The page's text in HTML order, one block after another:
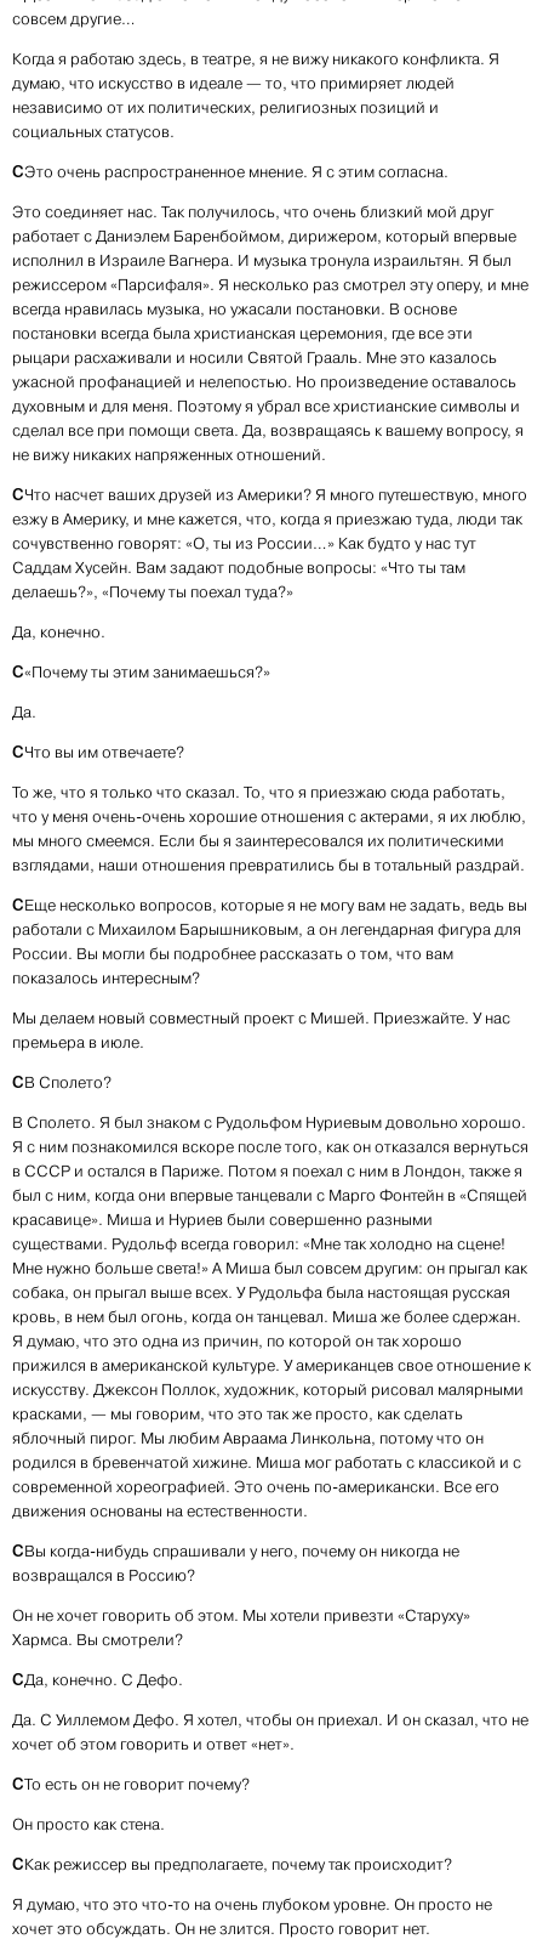
совсем другие…
Когда я работаю здесь, в театре, я не вижу никакого конфликта. Я
думаю, что искусство в идеале — то, что примиряет людей
независимо от их политических, религиозных позиций и
социальных статусов.
СЭто очень распространенное мнение. Я с этим согласна.
Это соединяет нас. Так получилось, что очень близкий мой друг
работает с Даниэлем Баренбоймом, дирижером, который впервые
исполнил в Израиле Вагнера. И музыка тронула израильтян. Я был
режиссером «Парсифаля». Я несколько раз смотрел эту оперу, и мне
всегда нравилась музыка, но ужасали постановки. В основе
постановки всегда была христианская церемония, где все эти
рыцари расхаживали и носили Святой Грааль. Мне это казалось
ужасной профанацией и нелепостью. Но произведение оставалось
духовным и для меня. Поэтому я убрал все христианские символы и
сделал все при помощи света. Да, возвращаясь к вашему вопросу, я
не вижу никаких напряженных отношений.
СЧто насчет ваших друзей из Америки? Я много путешествую, много
езжу в Америку, и мне кажется, что, когда я приезжаю туда, люди так
сочувственно говорят: «О, ты из России…» Как будто у нас тут
Саддам Хусейн. Вам задают подобные вопросы: «Что ты там
делаешь?», «Почему ты поехал туда?»
Да, конечно.
С«Почему ты этим занимаешься?»
Да.
СЧто вы им отвечаете?
То же, что я только что сказал. То, что я приезжаю сюда работать,
что у меня очень-очень хорошие отношения с актерами, я их люблю,
мы много смеемся. Если бы я заинтересовался их политическими
взглядами, наши отношения превратились бы в тотальный раздрай.
СЕще несколько вопросов, которые я не могу вам не задать, ведь вы
работали с Михаилом Барышниковым, а он легендарная фигура для
России. Вы могли бы подробнее рассказать о том, что вам
показалось интересным?
Мы делаем новый совместный проект с Мишей. Приезжайте. У нас
премьера в июле.
СВ Сполето?
В Сполето. Я был знаком с Рудольфом Нуриевым довольно хорошо.
Я с ним познакомился вскоре после того, как он отказался вернуться
в СССР и остался в Париже. Потом я поехал с ним в Лондон, также я
был с ним, когда они впервые танцевали с Марго Фонтейн в «Спящей
красавице». Миша и Нуриев были совершенно разными
существами. Рудольф всегда говорил: «Мне так холодно на сцене!
Мне нужно больше света!» А Миша был совсем другим: он прыгал как
собака, он прыгал выше всех. У Рудольфа была настоящая русская
кровь, в нем был огонь, когда он танцевал. Миша же более сдержан.
Я думаю, что это одна из причин, по которой он так хорошо
прижился в американской культуре. У американцев свое отношение к
искусству. Джексон Поллок, художник, который рисовал малярными
красками, — мы говорим, что это так же просто, как сделать
яблочный пирог. Мы любим Авраама Линкольна, потому что он
родился в бревенчатой хижине. Миша мог работать с классикой и с
современной хореографией. Это очень по-американски. Все его
движения основаны на естественности.
СВы когда-нибудь спрашивали у него, почему он никогда не
возвращался в Россию?
Он не хочет говорить об этом. Мы хотели привезти «Старуху»
Хармса. Вы смотрели?
СДа, конечно. С Дефо.
Да. С Уиллемом Дефо. Я хотел, чтобы он приехал. И он сказал, что не
хочет об этом говорить и ответ «нет».
СТо есть он не говорит почему?
Он просто как стена.
СКак режиссер вы предполагаете, почему так происходит?
Я думаю, что это что-то на очень глубоком уровне. Он просто не
хочет это обсуждать. Он не злится. Просто говорит нет.